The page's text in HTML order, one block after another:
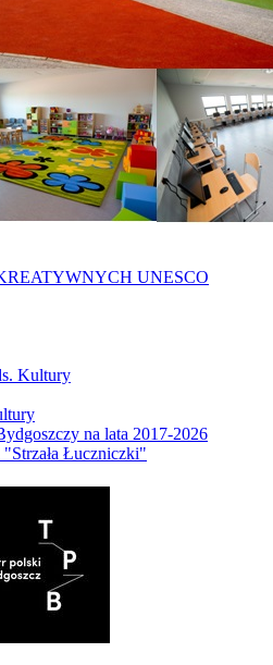
UNESCO
Kultury
na lata 2017-2026
Łuczniczki"